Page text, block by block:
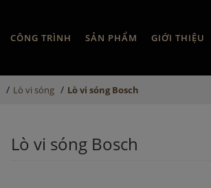
CÔNG TRÌNH SẢN PHẨM GIỚI THIỆU
/ Lò vi sóng / Lò vi sóng Bosch
Lò vi sóng Bosch